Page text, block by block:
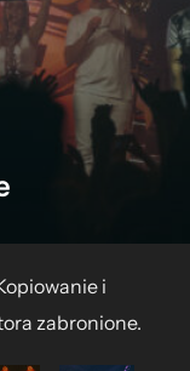
i
zabronione.